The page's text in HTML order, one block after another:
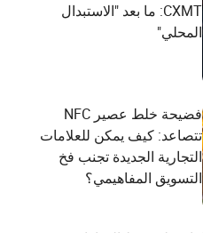
CXMT: ما بعد "الاستبدال
المحلي"
فضيحة خلط عصير NFC
تتصاعد: كيف يمكن للعلامات
التجارية الجديدة تجنب فخ
التسويق المفاهيمي؟